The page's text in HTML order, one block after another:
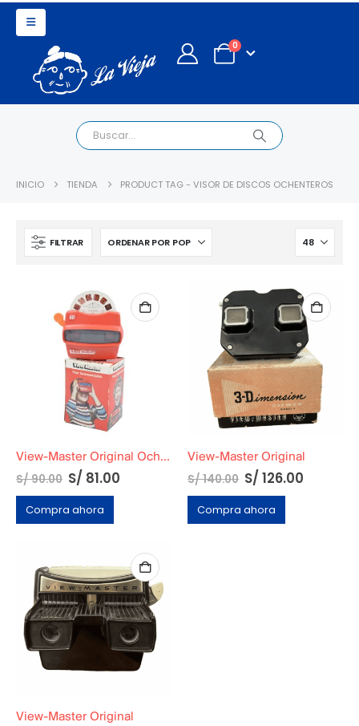
0
INICIO TIENDA PRODUCT TAG - VISOR DE DISCOS OCHENTEROS
FILTRAR
View-Master Original Ochentero En Caja / Nuevo
S/90.00 S/ 81.00
Compra ahora
View-Master Original
S/140.00 S/ 126.00
Compra ahora
View-Master Original